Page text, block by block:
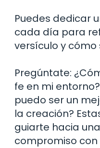
Puedes dedicar
cada día para
versículo y cómo
Pregúntate:
fe en mi
puedo ser un
la creación?
guiarte hacia
compromiso con